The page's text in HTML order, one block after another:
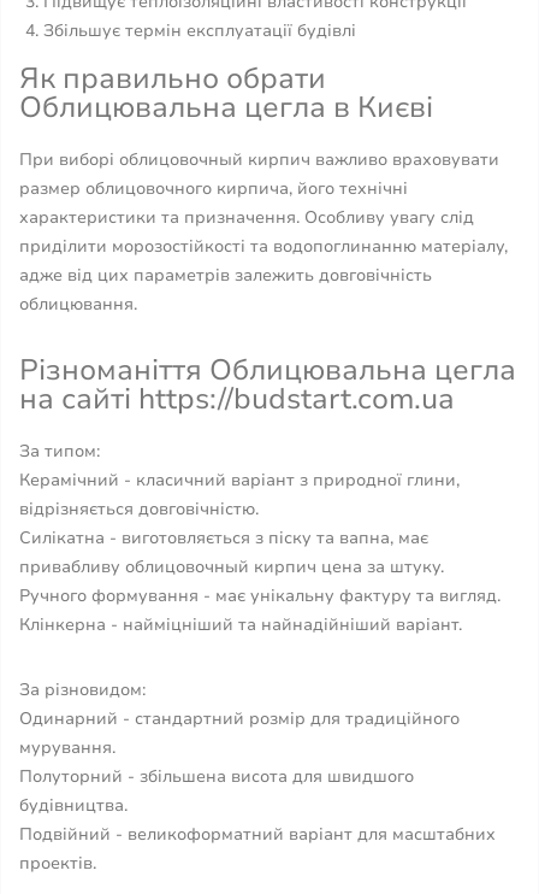
Збільшує термін експлуатації будівлі
Як правильно обрати
Облицювальна цегла в Києві
При виборі облицовочный кирпич важливо враховувати
размер облицовочного кирпича, його технічні
характеристики та призначення. Особливу увагу слід
приділити морозостійкості та водопоглинанню матеріалу,
адже від цих параметрів залежить довговічність
облицювання.
Різноманіття Облицювальна цегла
на сайті https://budstart.com.ua
За типом:
Керамічний - класичний варіант з природної глини,
відрізняється довговічністю.
Силікатна - виготовляється з піску та вапна, має
привабливу облицовочный кирпич цена за штуку.
Ручного формування - має унікальну фактуру та вигляд.
Клінкерна - найміцніший та найнадійніший варіант.
За різновидом:
Одинарний - стандартний розмір для традиційного
мурування.
Полуторний - збільшена висота для швидшого
будівництва.
Подвійний - великоформатний варіант для масштабних
проектів.